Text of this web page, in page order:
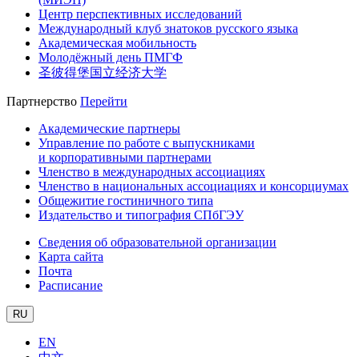
Центр перспективных исследований
Международный клуб знатоков русского языка
Академическая мобильность
Молодёжный день ПМГФ
圣彼得堡国立经济大学
Партнерство Перейти
Академические партнеры
Управление по работе с выпускниками
и корпоративными партнерами
Членство в международных ассоциациях
Членство в национальных ассоциациях и консорциумах
Общежитие гостиничного типа
Издательство и типография СПбГЭУ
Сведения об образовательной организации
Карта сайта
Почта
Расписание
RU
EN